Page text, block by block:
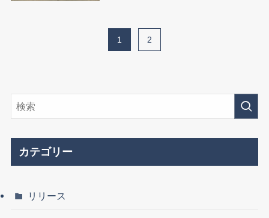
1 2
カテゴリー
リリース